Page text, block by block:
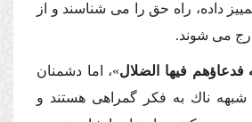
داده، راه حق را مى شناسند و از
مى شوند.
فدعاؤهم فیها الضلال»، اما دشمنان
شبهه ناك به فكر گمراهى هستند و